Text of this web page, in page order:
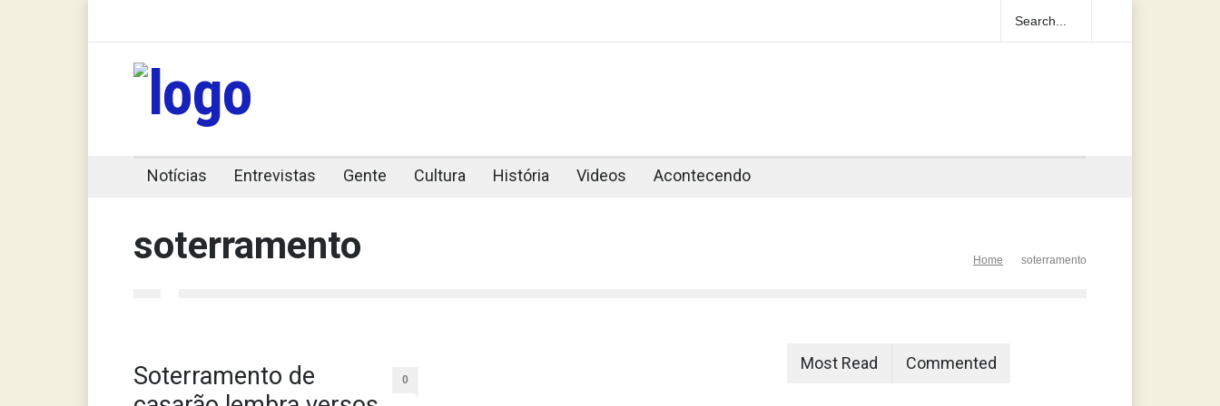
Notícias Entrevistas Gente Cultura História Videos Acontecendo
soterramento Home soterramento
Soterramento de
0
Most Read Commented